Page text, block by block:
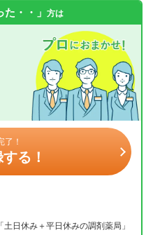
・・」 方は
了！
る！
日休み＋平日休みの調剤薬局」